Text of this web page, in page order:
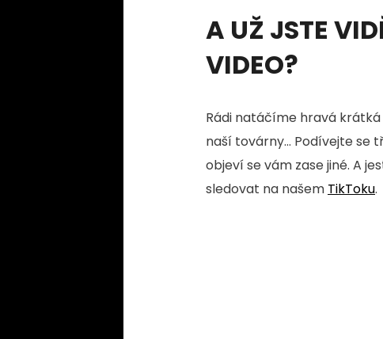
A UŽ JSTE
VIDEO?
Rádi natáčíme hravá krátká
naší továrny... Podívejte se
objeví se vám zase jiné. A
sledovat na našem TikToku.